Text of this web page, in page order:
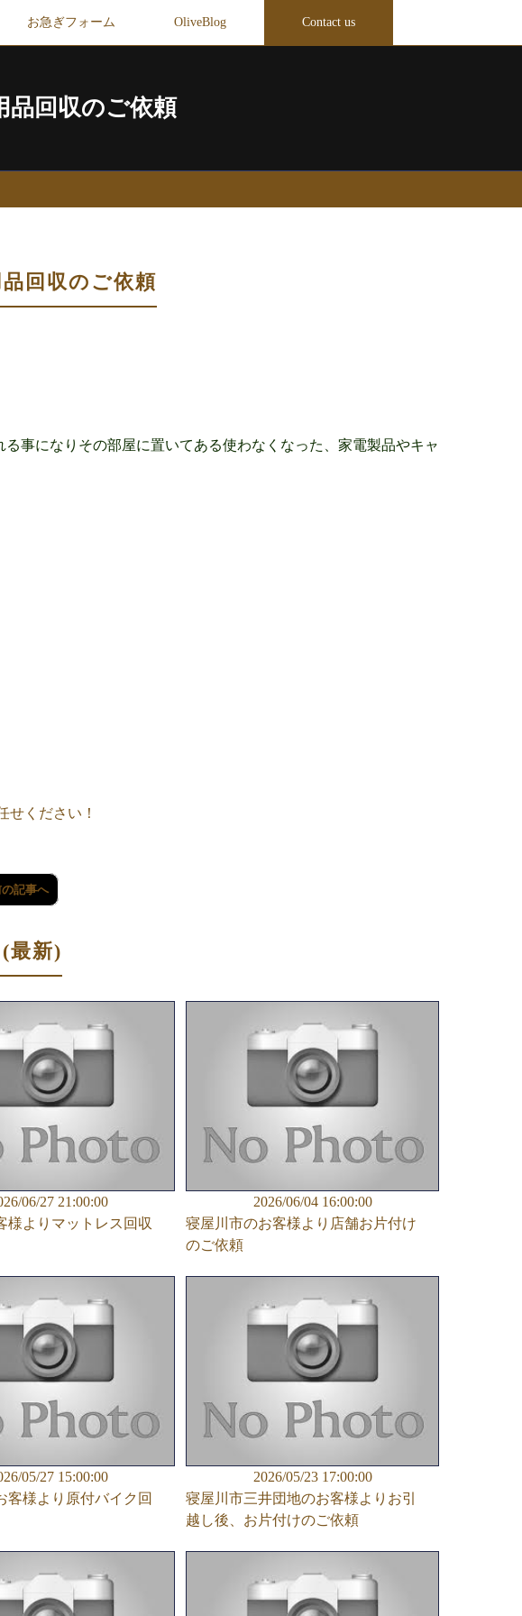
お急ぎフォーム OliveBlog Contact us
品回収のご依頼
回収のご依頼
事になりその部屋に置いてある使わなくなった、家電製品やキャ
せください！
記事へ
最新)
06/27 21:00:00
様よりマットレス回収
2026/06/04 16:00:00
寝屋川市のお客様より店舗お片付け
のご依頼
05/27 15:00:00
客様より原付バイク回
2026/05/23 17:00:00
寝屋川市三井団地のお客様よりお引
越し後、お片付けのご依頼